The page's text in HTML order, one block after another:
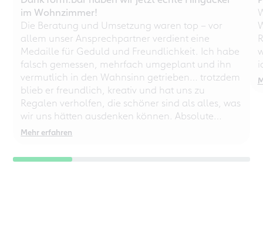
im Wohnzimmer!
Die Beratung und Umsetzung waren top – vor
allem unser Ansprechpartner verdient eine
Medaille für Geduld und Freundlichkeit. Ich habe
falsch gemessen, mehrfach umgeplant und ihn
vermutlich in den Wahnsinn getrieben… trotzdem
blieb er freundlich, kreativ und hat uns zu
Regalen verholfen, die schöner sind als alles, was
wir uns hätten ausdenken können. Absolute
Empfehlung – auch für chaotische
Mehr erfahren